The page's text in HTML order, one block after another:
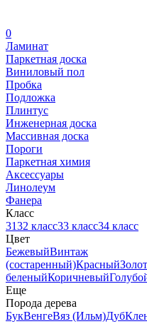
0
Ламинат
Паркетная доска
Виниловый пол
Пробка
Подложка
Плинтус
Инженерная доска
Массивная доска
Пороги
Паркетная химия
Аксессуары
Линолеум
Фанера
Класс
3132 класс33 класс34 класс
Цвет
БежевыйВинтаж
(состаренный)Красный
беленыйКоричневый
Еще
Порода дерева
БукВенгеВяз (Ильм)Дуб